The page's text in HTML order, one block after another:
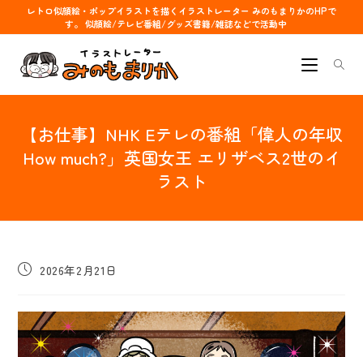
レトロ似顔絵・ポップイラストを描くイラストレーター みのもまりかのHPで
す。 似顔絵/テレビ番組/グッズ書籍/雑誌などで活動中
【お仕事】NHK Eテレの番組「偉人の年収
How much?」英国女王 エリザベス2世のイ
ラスト
投
開
日:
2026年2月21日